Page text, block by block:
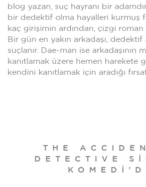
blog yazan, suç hayranı bir
bir dedektif olma hayalleri kurmuş
kaç girişimin ardından, çizgi roman
Bir gün en yakın arkadaşı,
suçlanır. Dae-man ise arkadaşının
kanıtlamak üzere hemen harekete
kendini kanıtlamak için aradığı
THE
DETECTIVE